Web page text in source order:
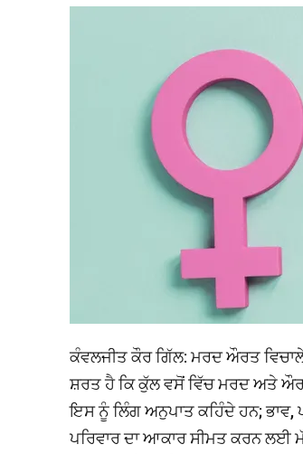
ਕੰਵਲਜੀਤ ਕੌਰ ਗਿੱਲ: ਮਰਦ ਔਰਤ
ਸ਼ਰਤ ਹੈ ਕਿ ਕੁੱਲ ਵਸੋਂ ਵਿੱਚ ਮਰਦ ਅਤੇ
ਇਸ ਨੂੰ ਲਿੰਗ ਅਨੁਪਾਤ ਕਹਿੰਦੇ ਹਨ; ਭਾਵ,
ਪਰਿਵਾਰ ਦਾ ਆਕਾਰ ਸੀਮਤ ਕਰਨ